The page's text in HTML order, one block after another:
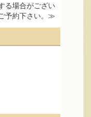
る場合がござい
予約下さい。≫